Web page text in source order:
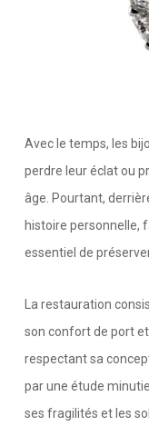
Avec le temps, les
perdre leur éclat ou
âge. Pourtant,
histoire personnelle,
essentiel de
La restauration
son confort de port
respectant sa
par une étude
ses fragilités et les